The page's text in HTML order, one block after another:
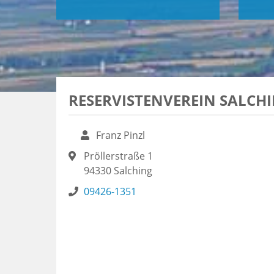
RESERVISTENVEREIN
Franz Pinzl
Pröllerstraße 1
94330 Salching
09426-1351